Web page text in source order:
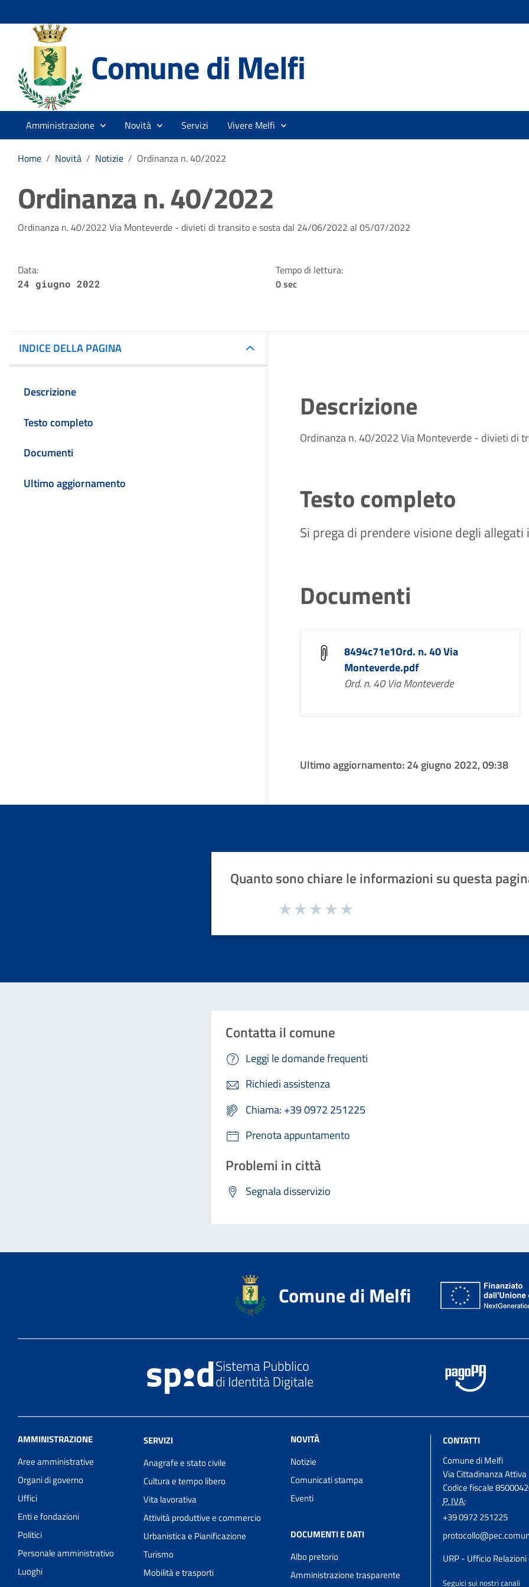
Comune di Melfi
Amministrazione Novità Servizi Vivere Melfi
Home / Novità / Notizie / Ordinanza n. 40/2022
Ordinanza n. 40/2022
Dettagli della notizia
Ordinanza n. 40/2022 Via Monteverde - divieti di transito e sosta dal 24/06/2022 al 05/07/2022
Data:
24 giugno 2022
Tempo di lettura:
0 sec
INDICE DELLA PAGINA
Descrizione
Testo completo
Documenti
Ultimo aggiornamento
Descrizione
Ordinanza n. 40/2022 Via Monteverde - divieti
Testo completo
Si prega di prendere visione degli
Documenti
8494c71e1Ord. n. 40 Via
Monteverde.pdf
Ord. n. 40 Via Monteverde
Ultimo aggiornamento:24 giugno 2022, 09:38
Quanto sono chiare le informazioni su questa
Valuta da 1 a 5 stelle la pagina
Contatta il comune
Leggi le domande frequenti
Richiedi assistenza
Chiama: +39 0972 251225
Prenota appuntamento
Problemi in città
Segnala disservizio
Comune di Melfi
AMMINISTRAZIONE
Aree amministrative
Organi di governo
Uffici
Enti e fondazioni
Politici
Personale amministrativo
Luoghi
SERVIZI
Anagrafe e stato civile
Cultura e tempo libero
Vita lavorativa
Attività produttive e commercio
Urbanistica e Pianificazione
Turismo
Mobilità e trasporti
NOVITÀ
Notizie
Comunicati stampa
Eventi
DOCUMENTI E DATI
Albo pretorio
Amministrazione trasparente
CONTATTI
Comune di Melfi
Via Cittadinanza Attiva
Codice fiscale
P. IVA:
+39 0972 251225
URP - Ufficio
Seguici sui nostri canali